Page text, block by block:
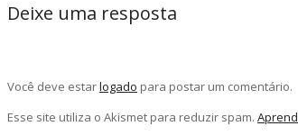
Deixe uma resposta
Você deve estarlogado para postar um comentário.
Esse site utiliza o Akismet para reduzir spam.